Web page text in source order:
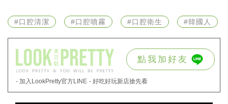
#口腔清潔 #口腔噴霧 #口腔衛生 #韓國人
- 加入LookPretty官方LINE - 好吃好玩新店搶先看
點我加好友